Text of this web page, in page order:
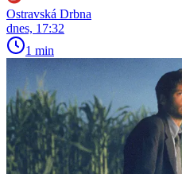
Ostravská Drbna
dnes, 17:32
1 min